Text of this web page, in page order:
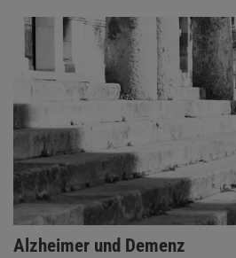
Alzheimer und Demenz